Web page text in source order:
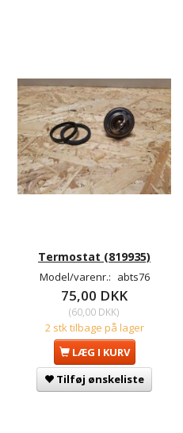
Termostat (819935)
Model/varenr.: abts76
75,00 DKK
(60,00 DKK)
2 stk tilbage på lager
LÆG I KURV
Tilføj ønskeliste